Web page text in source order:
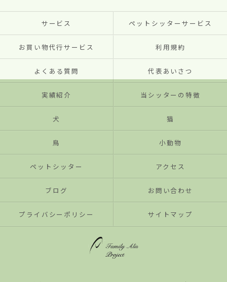
サービス ペットシッターサービス
お買い物代行サービス 利用規約
よくある質問 代表あいさつ
実績紹介 当シッターの特徴
犬 猫
鳥 小動物
ペットシッター アクセス
ブログ お問い合わせ
プライバシーポリシー サイトマップ